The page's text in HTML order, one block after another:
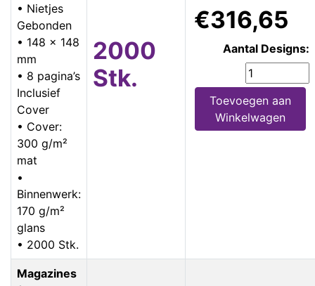
• Nietjes
Gebonden
• 148 x 148
mm
• 8 pagina’s
Inclusief
Cover
• Cover:
300 g/m²
mat
•
Binnenwerk:
170 g/m²
glans
• 2000 Stk.
2000
Stk.
€316,65
Aantal Designs:
Toevoegen aan
Winkelwagen
Magazines